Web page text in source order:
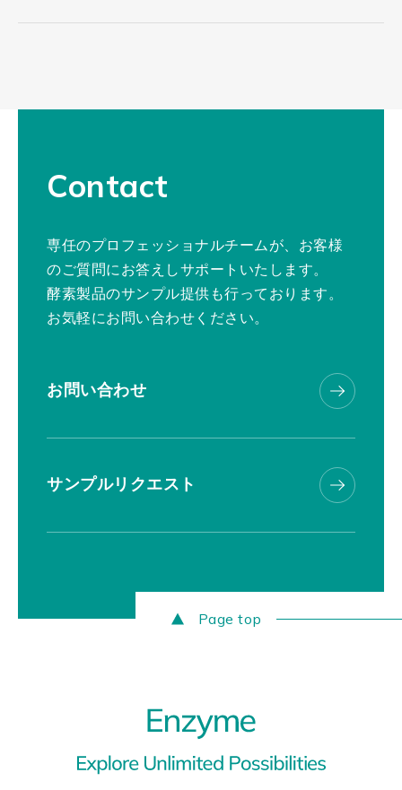
Contact
専任のプロフェッショナルチームが、お客様
のご質問にお答えしサポートいたします。
酵素製品のサンプル提供も行っております。
お気軽にお問い合わせください。
お問い合わせ
サンプルリクエスト
Page top